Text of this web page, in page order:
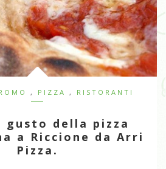
, PIZZA , RISTORANTI
della pizza
a Riccione da Arri
Pizza.